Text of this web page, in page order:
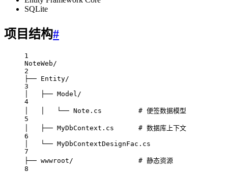
SQLite
项目结构#
1
NoteWeb/
2
├── Entity/
3
│   ├── Model/
4
│   │   └── Note.cs         # 便签数据模型
5
│   ├── MyDbContext.cs      # 数据库上下文
6
│   └── MyDbContextDesignFac.cs
7
├── wwwroot/                # 静态资源
8